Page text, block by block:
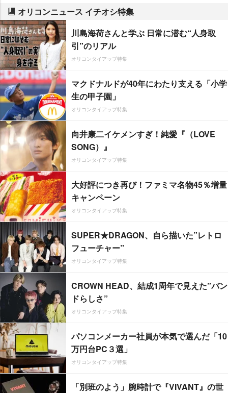
オリコンニュース イチオシ特集
川島海荷さんと学ぶ 日常に潜む“人身取
引”のリアル
オリコンタイアップ特集
マクドナルドが40年にわたり支える「小学
生の甲子園」
オリコンタイアップ特集
向井康二イケメンすぎ！純愛『（LOVE
SONG）』
オリコンタイアップ特集
大好評につき再び！ファミマ名物45％増量
キャンペーン
オリコンタイアップ特集
SUPER★DRAGON、自ら描いた”レトロ
フューチャー”
オリコンタイアップ特集
CROWN HEAD、結成1周年で見えた”バン
ドらしさ”
オリコンタイアップ特集
パソコンメーカー社員が本気で選んだ「10
万円台PC３選」
オリコンタイアップ特集
「別班のよう」腕時計で『VIVANT』の世